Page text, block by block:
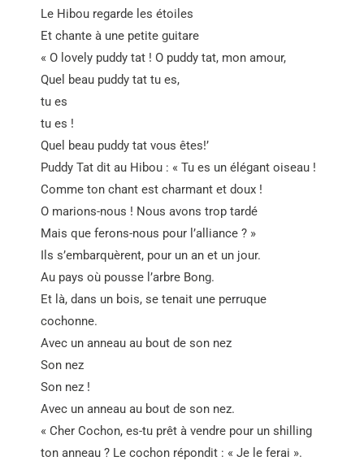
Le Hibou regarde les étoiles
Et chante à une petite guitare
« O lovely puddy tat ! O puddy tat, mon amour,
Quel beau puddy tat tu es,
tu es
tu es !
Quel beau puddy tat vous êtes!’
Puddy Tat dit au Hibou : « Tu es un élégant oiseau !
Comme ton chant est charmant et doux !
O marions-nous ! Nous avons trop tardé
Mais que ferons-nous pour l’alliance ? »
Ils s’embarquèrent, pour un an et un jour.
Au pays où pousse l’arbre Bong.
Et là, dans un bois, se tenait une perruque
cochonne.
Avec un anneau au bout de son nez
Son nez
Son nez !
Avec un anneau au bout de son nez.
« Cher Cochon, es-tu prêt à vendre pour un shilling
ton anneau ? Le cochon répondit : « Je le ferai ».